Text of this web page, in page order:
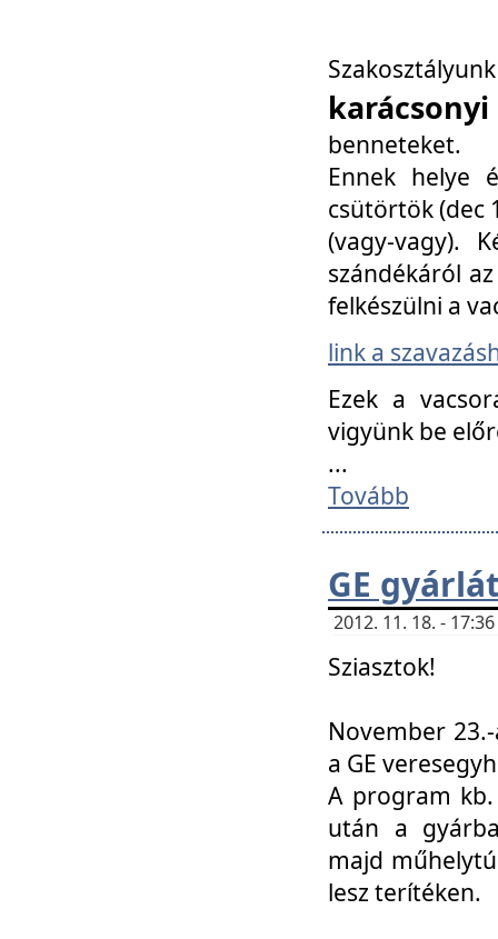
benneteket.
Ennek helye
csütörtök (dec
(vagy-vagy).
szándékáról
felkészülni a
link a
Ezek a
vigyünk be
...
Tovább
GE
2012. 11. 18. -
Sziasztok!
November
a GE
A program
után a
majd
lesz terítéken.